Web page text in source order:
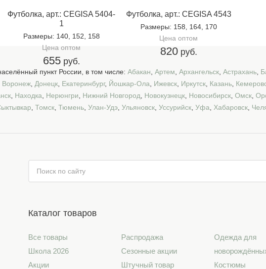
Футболка, арт.: CEGISA 5404-
1
Размеры: 140, 152, 158
Цена оптом
655руб.
Футболка, арт.: CEGISA 4543
Размеры: 158, 164, 170
Цена оптом
820руб.
пункт России, в том числе: Абакан Артем Архангельск Астрахань
Воронеж Донецк Екатеринбург, Йошкар-Ола Ижевск Иркутск Казань
Находка Нерюнгри Нижний Новгород Новокузнецк Новосибирск Омск
Томск Тюмень Улан-Удэ Ульяновск Уссурийск Уфа Хабаровск
Каталог товаров
Все товары
Школа 2026
Акции
Распродажа
Сезонные акции
Штучный товар
Одежда для
Костюмы